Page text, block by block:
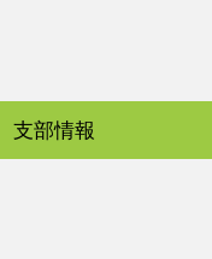
支部情報